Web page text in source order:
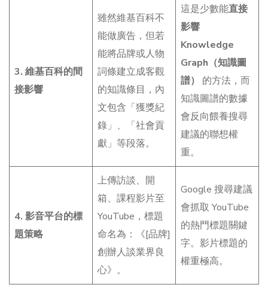
3. 維基百科的間
接影響
雖然維基百科不
能做廣告，但若
能將品牌或人物
詞條建立成客觀
的知識條目，內
文包含「獲獎紀
錄」、「社會貢
獻」等段落。
這是少數能直接
影響
Knowledge
Graph（知識圖
譜）
的方法，而
知識圖譜的數據
會反向餵養搜尋
建議的聯想權
重。
4. 影音平台的標
題策略
上傳訪談、開
箱、課程影片至
YouTube，標題
命名為：《[品牌]
創辦人談業界良
心》。
Google 搜尋建議
會抓取 YouTube
的熱門標題關鍵
字。影片標題的
權重極高。